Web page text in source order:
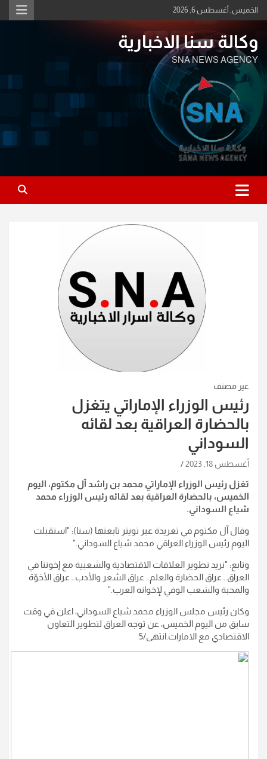
Skip
to
الخميس, أغسطس 6, 2026
وكالة سنا الاخبارية
SNA NEWS AGENCY
غير مصنف
رئيس الوزراء الإماراتي يتغزل
بالحضارة العراقية بعد لقائه
السوداني
أغسطس 18, 2023
تغزل رئيس الوزراء الإماراتي محمد بن راشد آل مكتوم، اليوم
الخميس، بالحضارة العراقية بعد لقائه رئيس الوزراء محمد
شياع السوداني.
وقال آل مكتوم في تغريدة عبر تويتر تابعتها (سنا): "استقبلت
اليوم رئيس الوزراء العراقي محمد شياع السوداني ".
وتابع: "نريد تطوير العلاقات الاقتصادية والشعبية مع إخوتنا في
العراق.. عراق الحضارة والعلم.. عراق الشعر والأدب.. عراق الأخوّة
والمحبة والشعب الوفي لإخوانه العرب ".
وكان رئيس مجلس الوزراء محمد شياع السوداني، اعلن في وقت
سابق من اليوم الخميس، عن توجه العراق لتطوير التعاون
الاقتصادي مع الامارات انتهى/5